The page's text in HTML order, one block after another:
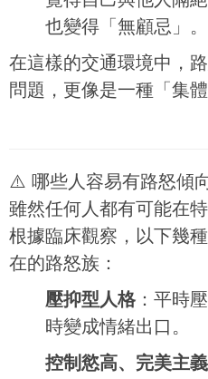
也變得「無顧忌」。
在這樣的交通環境中，
問題，更像是一種「集
⚠️ 哪些人容易有路怒傾
雖然任何人都有可能在
根據臨床觀察，以下幾
在的路怒族：
壓抑型人格 ：平時
時變成情緒出口。
控制慾高、完美主